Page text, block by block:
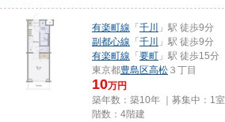
有楽町線 「 千川
」駅 徒歩9分
副都心線 「 千川
」駅 徒歩9分
有楽町線 「 要町 」駅 徒歩15分
東京都豊島区高松 ３丁目
10万円
築年数：築10年 ｜募集中： 1室
階数：4階建